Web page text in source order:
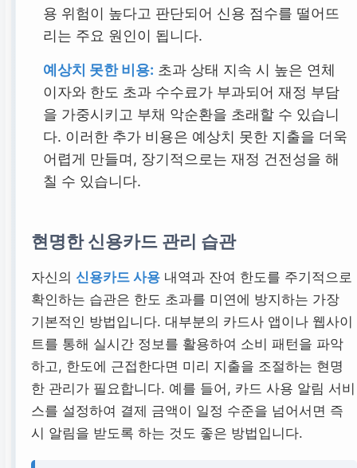
용 위험이 높다고 판단되어 신용 점수를 떨어뜨
리는 주요 원인이 됩니다.
예상치 못한 비용: 초과 상태 지속 시 높은 연체
이자와 한도 초과 수수료가 부과되어 재정 부담
을 가중시키고 부채 악순환을 초래할 수 있습니
다. 이러한 추가 비용은 예상치 못한 지출을 더욱
어렵게 만들며, 장기적으로는 재정 건전성을 해
칠 수 있습니다.
현명한 신용카드 관리 습관
자신의신용카드 사용 내역과 잔여 한도를 주기적으로
확인하는 습관은 한도 초과를 미연에 방지하는 가장
기본적인 방법입니다. 대부분의 카드사 앱이나 웹사이
트를 통해 실시간 정보를 활용하여 소비 패턴을 파악
하고, 한도에 근접한다면 미리 지출을 조절하는 현명
한 관리가 필요합니다. 예를 들어, 카드 사용 알림 서비
스를 설정하여 결제 금액이 일정 수준을 넘어서면 즉
시 알림을 받도록 하는 것도 좋은 방법입니다.